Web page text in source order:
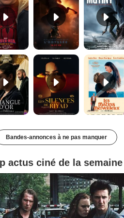
Les Silences de Riyad Bande-annonce VO STFR Les Matins merveilleux Bande-annonce VF
Bandes-annonces à ne pas manquer
actus ciné de la semaine